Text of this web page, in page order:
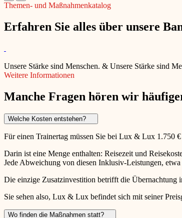
Themen- und Maßnahmenkatalog
Erfahren Sie alles über unsere
Unsere Stärke sind Menschen. & Unsere Stärke sind
Weitere Informationen
Manche Fragen hören wir
Welche Kosten entstehen?
Für einen Trainertag müssen Sie bei Lux & Lux 1.750
Darin ist eine Menge enthalten: Reisezeit und
Jede Abweichung von diesen Inklusiv-Leistungen,
Die einzige Zusatzinvestition betrifft die Übernachtung
Sie sehen also, Lux & Lux befindet sich mit seiner
Wo finden die Maßnahmen statt?